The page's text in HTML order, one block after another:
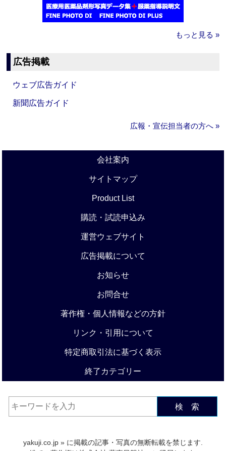
もっと見る »
広告掲載
ウェブ広告ガイド
新聞広告ガイド
広報・宣伝担当者の方へ »
会社案内
サイトマップ
Product List
購読・試読申込み
運営ウェブサイト
広告掲載について
お知らせ
お問合せ
著作権・個人情報などの方針
リンク・引用について
特定商取引法に基づく表示
終了カテゴリー
検 索
yakuji.co.jp » に掲載の記事・写真の無断転載を禁じます.